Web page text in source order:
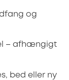
og
– afhængigt
bed eller ny